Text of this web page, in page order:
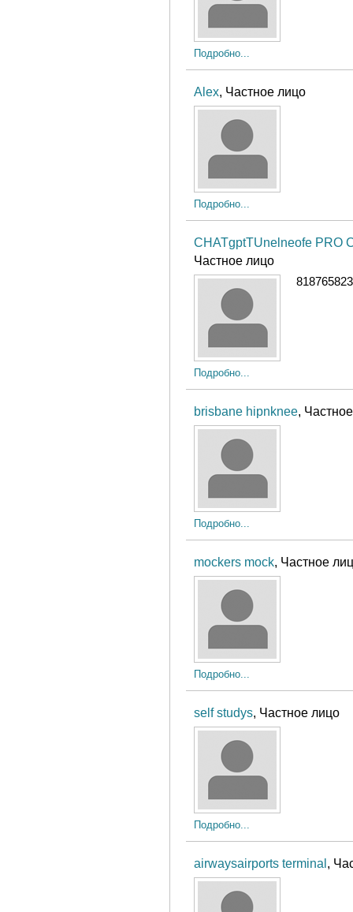
Подробно...
Alex, Частное лицо
Подробно...
CHATgptTUnelneofe PRO
Частное лицо
Подробно...
brisbane hipnknee,
Подробно...
mockers mock, Частное
Подробно...
self studys, Частное лицо
Подробно...
airwaysairports terminal ,